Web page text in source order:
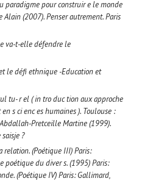
paradigme pour construir e le monde
Alain (2007). Penser autrement. Paris
va-t-elle défendre le
et le défi ethnique -Education et
tu- r el ( in tro duc tion aux approche
s ci enc es humaines ). Toulouse :
Pretceille Martine (1999).
?
relation. (Poétique III) Paris:
du diver s. (1995) Paris:
(Poétique IV) Paris: Gallimard,